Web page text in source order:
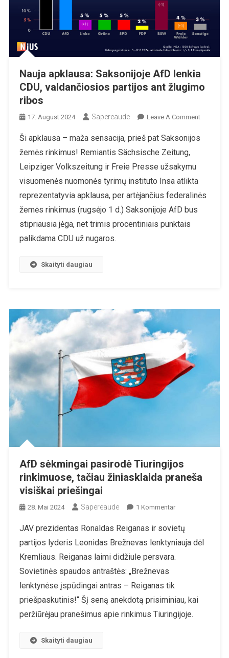
Nauja apklausa: Saksonijoje AfD lenkia
CDU, valdančiosios partijos ant žlugimo
ribos
17. August 2024 Sapereaude Leave A CommentOn
Apklausa:
Ši apklausa – maža sensacija, prieš pat Saksonijos
žemės rinkimus! Remiantis Sächsische Zeitung,
Leipziger Volkszeitung ir Freie Presse užsakymu
visuomenės nuomonės tyrimų instituto Insa atlikta
reprezentatyvia apklausa, per artėjančius federalinės
žemės rinkimus (rugsėjo 1 d.) Saksonijoje AfD bus
stipriausia jėga, net trimis procentiniais punktais
palikdama CDU už nugaros.
Skaityti daugiau
AfD sėkmingai pasirodė Tiuringijos
rinkimuose, tačiau žiniasklaida praneša
visiškai priešingai
28. Mai 2024 Sapereaude 1 KommentarZu
Sėkmingai
Pasirodė
Žiniasklaida
Praneša
Visiškai
JAV prezidentas Ronaldas Reiganas ir sovietų
partijos lyderis Leonidas Brežnevas lenktyniauja dėl
Kremliaus. Reiganas laimi didžiule persvara.
Sovietinės spaudos antraštės: „Brežnevas
lenktynėse įspūdingai antras – Reiganas tik
priešpaskutinis!“ Šį seną anekdotą prisiminiau, kai
peržiūrėjau pranešimus apie rinkimus Tiuringijoje.
Skaityti daugiau